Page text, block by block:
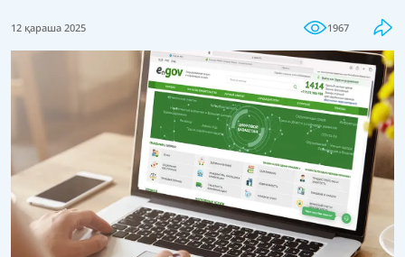
12 қараша 2025 1967